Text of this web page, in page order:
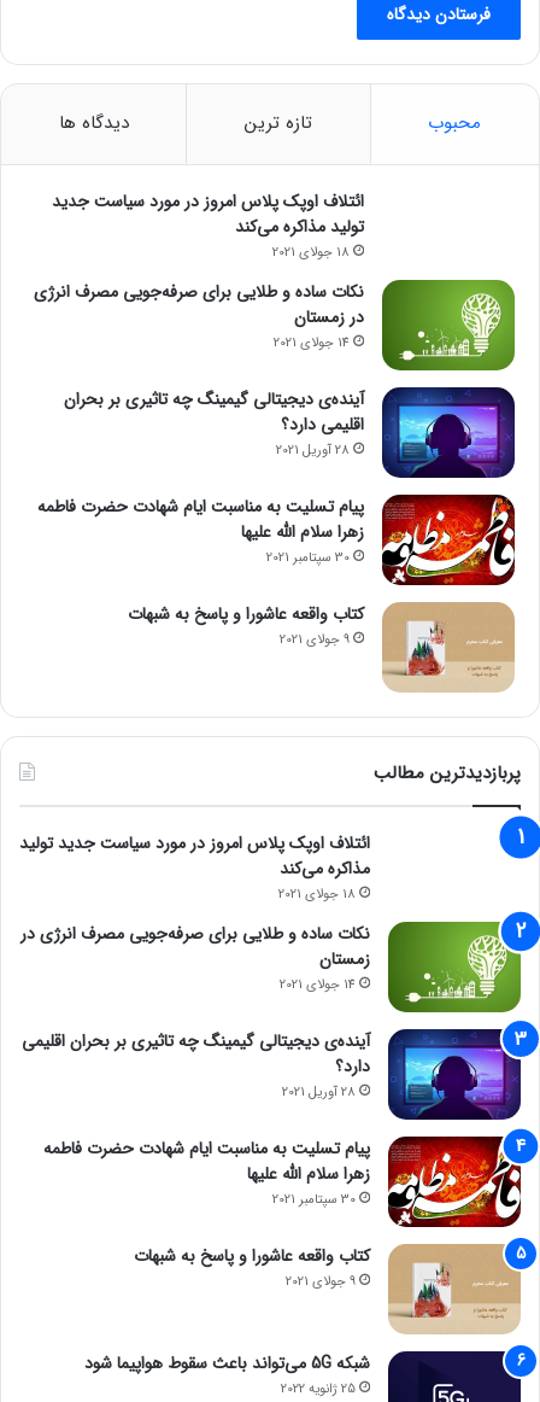
محبوب تازه ترین دیدگاه ها
ائتلاف اوپک پلاس امروز در مورد سیاست جدید
تولید مذاکره می‌کند
18 جولای 2021
نکات ساده و طلایی برای صرفه‌جویی مصرف انرژی
در زمستان
14 جولای 2021
آینده‌ی دیجیتالی گیمینگ چه تاثیری بر بحران
اقلیمی دارد؟
28 آوریل 2021
پیام تسلیت به مناسبت ایام شهادت حضرت فاطمه
زهرا سلام الله علیها
30 سپتامبر 2021
کتاب واقعه عاشورا و پاسخ به شبهات
9 جولای 2021
پربازدیدترین مطالب
ائتلاف اوپک پلاس امروز در مورد سیاست جدید تولید
مذاکره می‌کند
18 جولای 2021
نکات ساده و طلایی برای صرفه‌جویی مصرف انرژی در
زمستان
14 جولای 2021
آینده‌ی دیجیتالی گیمینگ چه تاثیری بر بحران اقلیمی
دارد؟
28 آوریل 2021
پیام تسلیت به مناسبت ایام شهادت حضرت فاطمه
زهرا سلام الله علیها
30 سپتامبر 2021
کتاب واقعه عاشورا و پاسخ به شبهات
9 جولای 2021
شبکه 5G می‌تواند باعث سقوط هواپیما شود
25 ژانویه 2022